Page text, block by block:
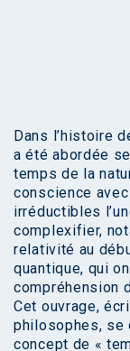
Dans l’histoire
a été abordée
temps de la
conscience
irréductibles
complexifier,
relativité au
quantique, qui
compréhension
Cet ouvrage,
philosophes, se
concept de «